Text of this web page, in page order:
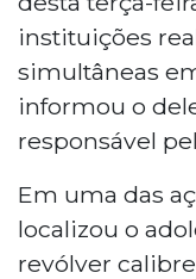
instituições
simultâneas
informou o
responsável
Em uma das
localizou o
revólver